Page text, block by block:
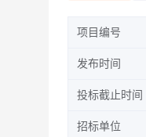
项目编号
发布时间
投标截止时间
招标单位